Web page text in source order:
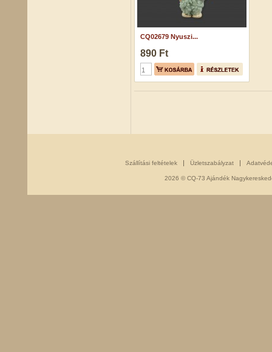
CQ02679 Nyuszi...
890 Ft
Szállítási feltételek Üzletszabályzat
2026 © CQ-73 Ajándék